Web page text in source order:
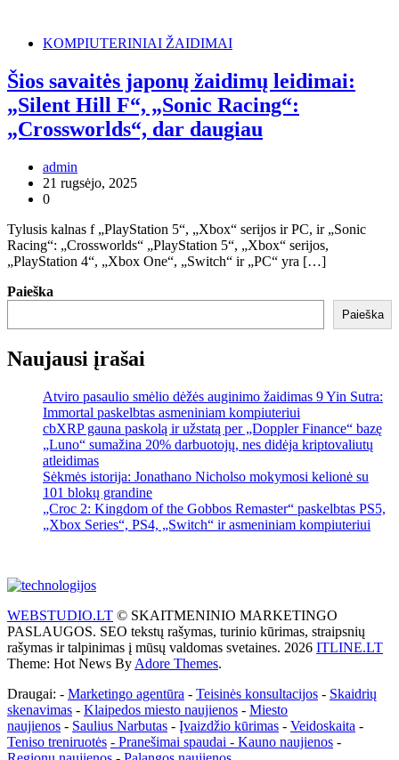
KOMPIUTERINIAI ŽAIDIMAI
Šios savaitės japonų žaidimų leidimai:
„Silent Hill F“, „Sonic Racing“:
„Crossworlds“, dar daugiau
admin
21 rugsėjo, 2025
0
Tylusis kalnas f „PlayStation 5“, „Xbox“ serijos ir PC, ir „Sonic
Racing“: „Crossworlds“ „PlayStation 5“, „Xbox“ serijos,
„PlayStation 4“, „Xbox One“, „Switch“ ir „PC“ yra […]
Paieška
Paieška
Naujausi įrašai
Atviro pasaulio smėlio dėžės auginimo žaidimas 9 Yin Sutra:
Immortal paskelbtas asmeniniam kompiuteriui
cbXRP gauna paskolą ir užstatą per „Doppler Finance“ bazę
„Luno“ sumažina 20% darbuotojų, nes didėja kriptovaliutų
atleidimas
Sėkmės istorija: Jonathano Nicholso mokymosi kelionė su
101 blokų grandine
„Croc 2: Kingdom of the Gobbos Remaster“ paskelbtas PS5,
„Xbox Series“, PS4, „Switch“ ir asmeniniam kompiuteriui
WEBSTUDIO.LT © SKAITMENINIO MARKETINGO
PASLAUGOS. SEO tekstų rašymas, turinio kūrimas, straipsnių
rašymas ir talpinimas į mūsų valdomas svetaines. 2026 ITLINE.LT
Theme: Hot News By Adore Themes.
Draugai: - Marketingo agentūra - Teisinės konsultacijos - Skaidrių
skenavimas - Klaipedos miesto naujienos - Miesto
naujienos - Saulius Narbutas - Įvaizdžio kūrimas - Veidoskaita -
Teniso treniruotės - Pranešimai spaudai - Kauno naujienos -